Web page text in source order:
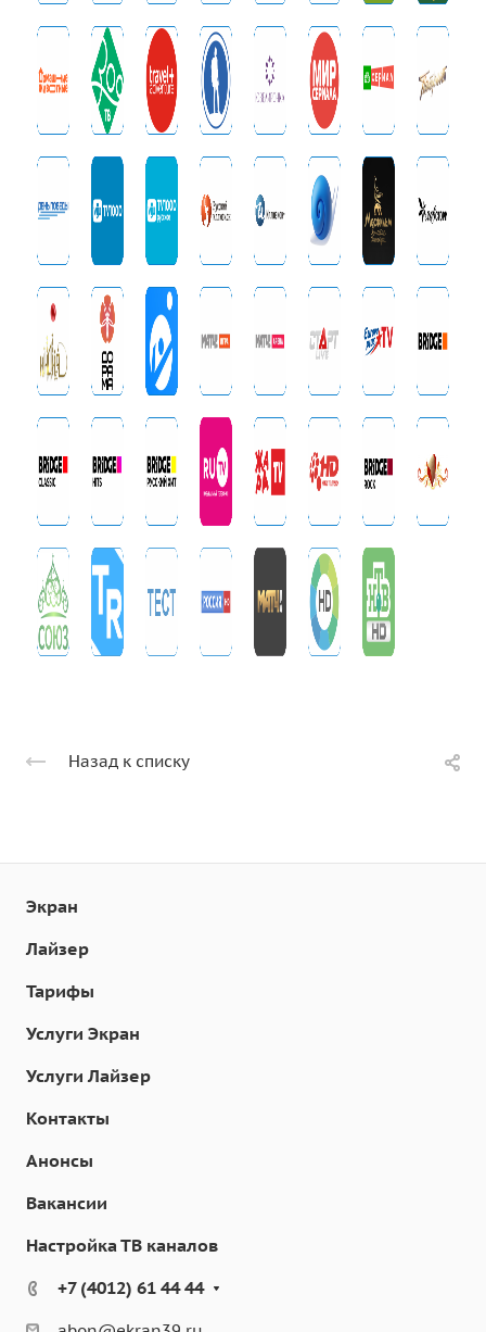
Назад к списку
Экран
Лайзер
Тарифы
Услуги Экран
Услуги Лайзер
Контакты
Анонсы
Вакансии
Настройка ТВ каналов
+7 (4012) 61 44 44